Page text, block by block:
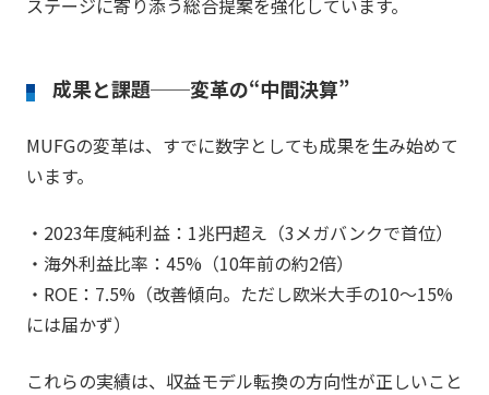
成果と課題──変革の“中間決算”
MUFGの変革は、すでに数字としても成果を生み始めて
います。
・2023年度純利益：1兆円超え（3メガバンクで首位）
・海外利益比率：45%（10年前の約2倍）
・ROE：7.5%（改善傾向。ただし欧米大手の10〜15%
には届かず）
これらの実績は、収益モデル転換の方向性が正しいこと